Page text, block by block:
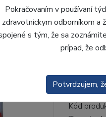
•
zub.•
odolávajú
Kód
Pokračovaním v používaní
zdravotníckym odborníkom a
s tým, že sa
prípad, že
Potvrdzujem,